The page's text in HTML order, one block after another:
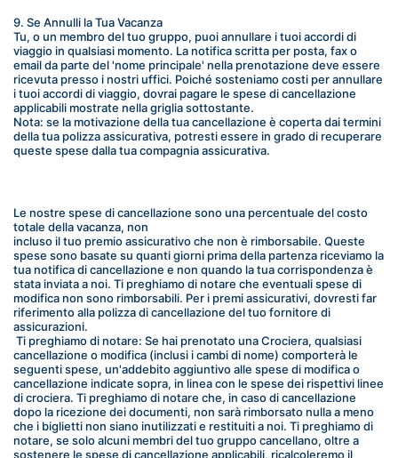
9. Se Annulli la Tua Vacanza
Tu, o un membro del tuo gruppo, puoi annullare i tuoi accordi di
viaggio in qualsiasi momento. La notifica scritta per posta, fax o
email da parte del 'nome principale' nella prenotazione deve essere
ricevuta presso i nostri uffici. Poiché sosteniamo costi per annullare
i tuoi accordi di viaggio, dovrai pagare le spese di cancellazione
applicabili mostrate nella griglia sottostante.
Nota: se la motivazione della tua cancellazione è coperta dai termini
della tua polizza assicurativa, potresti essere in grado di recuperare
queste spese dalla tua compagnia assicurativa.
Le nostre spese di cancellazione sono una percentuale del costo
totale della vacanza, non
incluso il tuo premio assicurativo che non è rimborsabile. Queste
spese sono basate su quanti giorni prima della partenza riceviamo la
tua notifica di cancellazione e non quando la tua corrispondenza è
stata inviata a noi. Ti preghiamo di notare che eventuali spese di
modifica non sono rimborsabili. Per i premi assicurativi, dovresti far
riferimento alla polizza di cancellazione del tuo fornitore di
assicurazioni.
Ti preghiamo di notare: Se hai prenotato una Crociera, qualsiasi
cancellazione o modifica (inclusi i cambi di nome) comporterà le
seguenti spese, un'addebito aggiuntivo alle spese di modifica o
cancellazione indicate sopra, in linea con le spese dei rispettivi linee
di crociera. Ti preghiamo di notare che, in caso di cancellazione
dopo la ricezione dei documenti, non sarà rimborsato nulla a meno
che i biglietti non siano inutilizzati e restituiti a noi. Ti preghiamo di
notare, se solo alcuni membri del tuo gruppo cancellano, oltre a
sostenere le spese di cancellazione applicabili, ricalcoleremo il